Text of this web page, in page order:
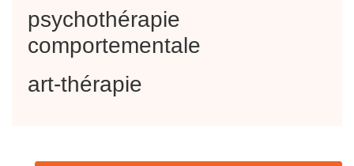
psychothérapie
comportementale
art-thérapie